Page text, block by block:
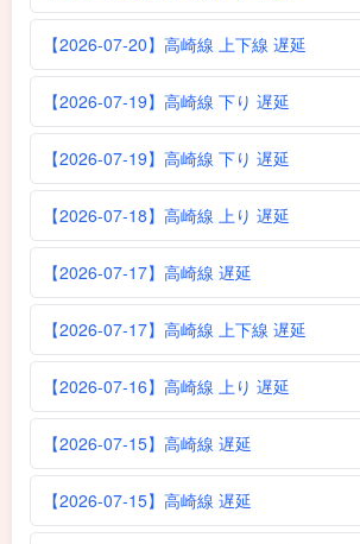
【2026-07-20】高崎線 上下線 遅延
【2026-07-19】高崎線 下り 遅延
【2026-07-19】高崎線 下り 遅延
【2026-07-18】高崎線 上り 遅延
【2026-07-17】高崎線 遅延
【2026-07-17】高崎線 上下線 遅延
【2026-07-16】高崎線 上り 遅延
【2026-07-15】高崎線 遅延
【2026-07-15】高崎線 遅延